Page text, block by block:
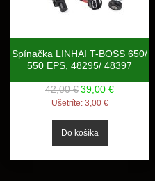
Spínačka LINHAI T-BOSS 650/
550 EPS, 48295/ 48397
42,00 €39,00 €
Ušetríte: 3,00 €